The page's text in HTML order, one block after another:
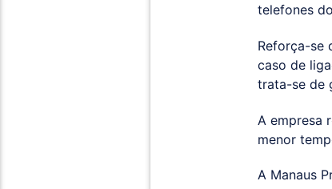
telefones
Reforça-se
caso de
trata-se de
A empresa
menor
A Manaus